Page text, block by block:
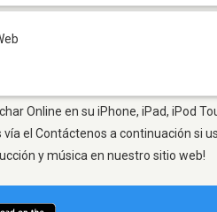
Online en su iPhone, iPad, iPod
el Contáctenos a continuación si
y música en nuestro sitio web!